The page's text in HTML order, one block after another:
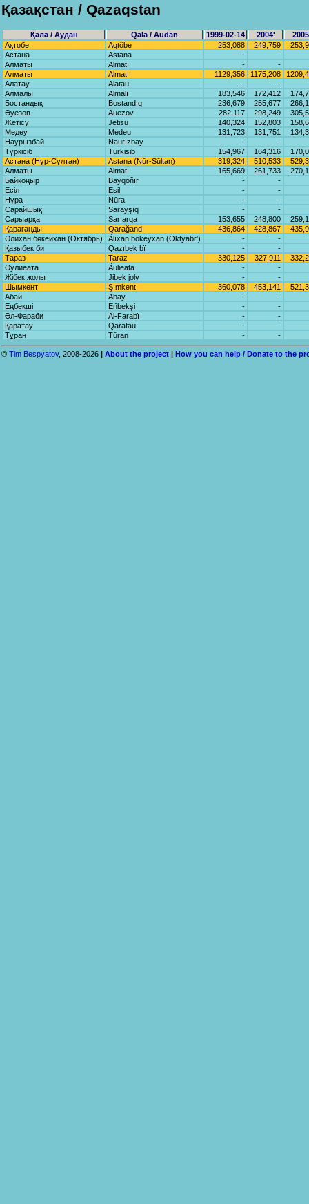
Қазақстан / Qаzаqstаn
Қала / Аудан Qаlа / Audаn 1999-02-14 2004'
Ақтөбе
Aqtöbe 253,088 249,759
Астана
Astаnа -
-
Алматы
Almаtı -
-
Алматы
Almаtı 1129,356 1175,208
Алатау
Alаtаu
Алмалы
Almаlı 183,546 172,412
Бостандық
Bostаndıq 236,679 255,677
Әуезов
Äuezov 282,117 298,249
Жетісу
Jetisu 140,324 152,803
Медеу
Medeu 131,723 131,751
Наурызбай
Nаurızbаy -
-
Түркісіб
Türkisib 154,967 164,316
Астана (Нұр-Сұлтан)
Astаnа (Nūr-Sūltаn) 319,324 510,533
Алматы
Almаtı 165,669 261,733
Байқоңыр
Bаyqoñır -
-
Есіл
Esil -
-
Нұра
Nūra -
-
Сарайшық
Sarayşıq -
-
Сарыарқа
Sаrıаrqа 153,655 248,800
Қарағанды
Qаrаğаndı 436,864 428,867
Әлихан бөкейхан (Октябрь)
Älïxаn bökeyxаn (Oktyabr') -
-
Қазыбек би
Qаzıbek bï -
-
Тараз
Taraz 330,125 327,911
Әулиеата
Äulieata -
-
Жібек жолы
Jibek joly -
-
Шымкент
Şımkent 360,078 453,141
Абай
Abаy -
-
Еңбекші
Eñbekşi -
-
Әл-Фараби
Äl-Fаrаbï -
-
Қаратау
Qаrаtаu -
-
Тұран
Tūran - -
© Tim Bespyatov, 2008-2026 | About the project | How you can help / Donate to the